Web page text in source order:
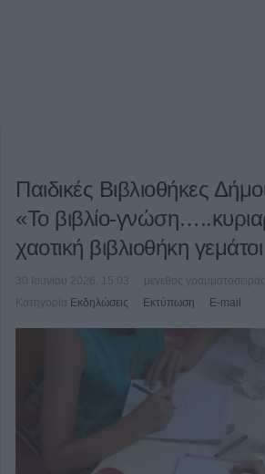
Παιδικές Βιβλιοθήκες
«Το βιβλίο-
χαοτική βιβλιοθήκη
30 Ιουνίου 2026, 15:03
μέγεθος γραμματοσειράς
Κατηγορία Εκδηλώσεις Εκτύπωση E-mail